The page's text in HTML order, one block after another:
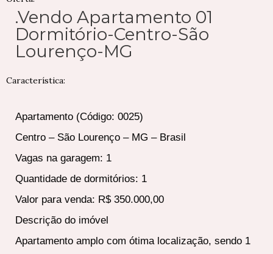
.Vendo Apartamento 01
Dormitório-Centro-São
Lourenço-MG
Característica:
Apartamento (Código: 0025)
Centro – São Lourenço – MG – Brasil
Vagas na garagem: 1
Quantidade de dormitórios: 1
Valor para venda: R$ 350.000,00
Descrição do imóvel
Apartamento amplo com ótima localização, sendo 1